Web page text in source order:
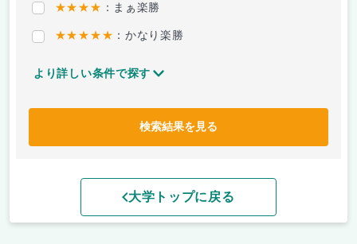
★★★★ ：まぁ楽勝
★★★★★ ：かなり楽勝
より詳しい条件で探す
検索結果を見る
大学トップに戻る